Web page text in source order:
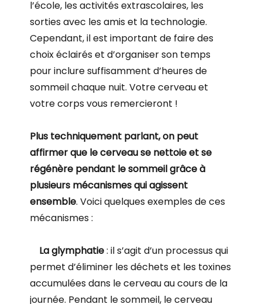
l’école, les activités extrascolaires, les
sorties avec les amis et la technologie.
Cependant, il est important de faire des
choix éclairés et d’organiser son temps
pour inclure suffisamment d’heures de
sommeil chaque nuit. Votre cerveau et
votre corps vous remercieront !
Plus techniquement parlant, on peut
affirmer que le cerveau se nettoie et se
régénère pendant le sommeil grâce à
plusieurs mécanismes qui agissent
ensemble. Voici quelques exemples de ces
mécanismes :
La glymphatie: il s’agit d’un processus qui
permet d’éliminer les déchets et les toxines
accumulées dans le cerveau au cours de la
journée. Pendant le sommeil, le cerveau